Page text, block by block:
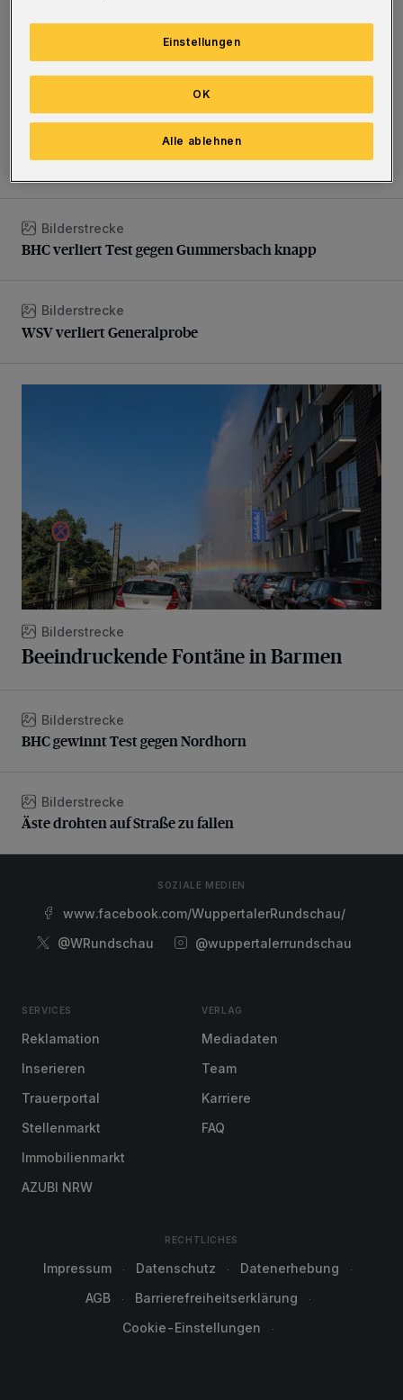
Sommer in der Elberfelder City
BHC verliert Test gegen Gummersbach knapp
Bilderstrecke
BHC verliert Test gegen Gummersbach knapp
WSV verliert Generalprobe
Bilderstrecke
WSV verliert Generalprobe
Bilderstrecke
Beeindruckende Fontäne in Barmen
BHC gewinnt Test gegen Nordhorn
Bilderstrecke
BHC gewinnt Test gegen Nordhorn
Äste drohten auf Straße zu fallen
Bilderstrecke
Äste drohten auf Straße zu fallen
SOZIALE MEDIEN
www.facebook.com/WuppertalerRundschau/
@WRundschau
@wuppertalerrundschau
SERVICES
Reklamation
Inserieren
Trauerportal
Stellenmarkt
Immobilienmarkt
AZUBI NRW
VERLAG
Mediadaten
Team
Karriere
FAQ
RECHTLICHES
Impressum Datenschutz
Datenerhebung
AGB
Barrierefreiheitserklärung
Cookie-Einstellungen
Einstellungen
Alle ablehnen
OK